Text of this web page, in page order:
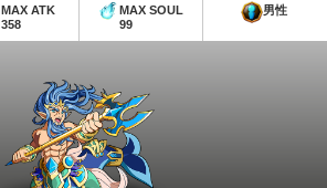
MAX ATK
358
MAX SOUL
99
男性